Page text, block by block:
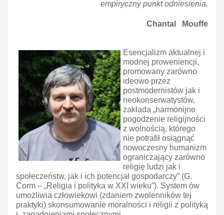
empiryczny punkt odniesienia.
Chantal Mouffe
Esencjalizm aktualnej i
modnej proweniencji,
promowany zarówno
ideowo przez
postmodernistów jak i
neokonserwatystów,
zakłada „harmonijne
pogodzenie religijności
z wolnością, którego
nie potrafił osiągnąć
nowoczesny humanizm
ograniczający zarówno
religię ludzi jak i
społeczeństw, jak i ich potencjał gospodarczy” (G.
Corm – „Religia i polityka w XXI wieku”). System ów
umożliwia człowiekowi (zdaniem zwolenników tej
praktyki) skonsumowanie moralności i religii z polityką